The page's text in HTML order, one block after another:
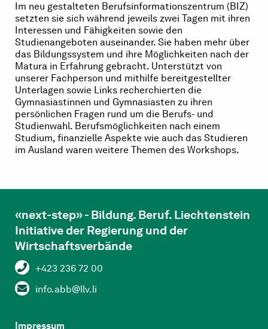
Im neu gestalteten Berufsinformationszentrum (BIZ)
setzten sie sich während jeweils zwei Tagen mit ihren
Interessen und Fähigkeiten sowie den
Studienangeboten auseinander. Sie haben mehr über
das Bildungssystem und ihre Möglichkeiten nach der
Matura in Erfahrung gebracht. Unterstützt von
unserer Fachperson und mithilfe bereitgestellter
Unterlagen sowie Links recherchierten die
Gymnasiastinnen und Gymnasiasten zu ihren
persönlichen Fragen rund um die Berufs- und
Studienwahl. Berufsmöglichkeiten nach einem
Studium, finanzielle Aspekte wie auch das Studieren
im Ausland waren weitere Themen des Workshops.
«next-step» - Bildung. Beruf. Liechtenstein
Initiative der Regierung und der
Wirtschaftsverbände
+423 236 72 00
info.abb@llv.li
Impressum